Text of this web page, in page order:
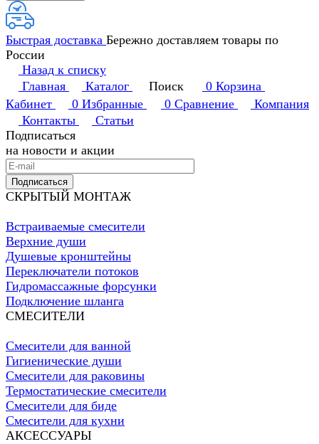
Быстрая доставка Бережно доставляем товары по
России
Назад к списку
Главная
Каталог Поиск 0 Корзина
Кабинет
0 Избранные 0 Сравнение
Компания
Контакты
Статьи
Подписаться
на новости и акции
Подписаться
СКРЫТЫЙ МОНТАЖ
Встраиваемые смесители
Верхние души
Душевые кронштейны
Переключатели потоков
Гидромассажные форсунки
Подключение шланга
СМЕСИТЕЛИ
Смесители для ванной
Гигиенические души
Смесители для раковины
Термостатические смесители
Смесители для биде
Смесители для кухни
АКСЕССУАРЫ